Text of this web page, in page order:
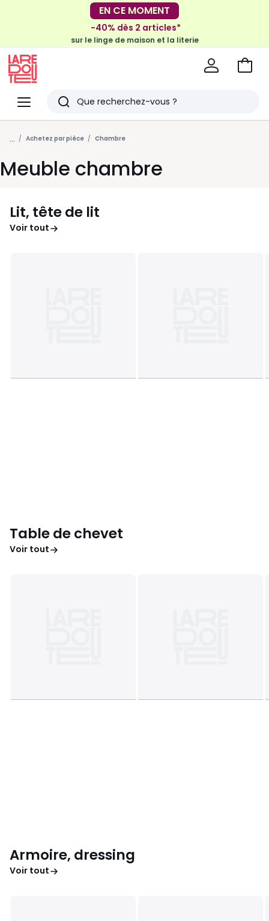
-30€ tous les 100€*
sur le meuble & la déco
EN CE MOMENT
-40% dès 2 articles*
sur le linge de maison et la literie
Menu
Redoute
Rechercher
Derniers
articles
vus
Voir
... Achetez par pièce Chambre
Meuble chambre
Lit, tête de lit
Voir tout
Table de chevet
Voir tout
Armoire, dressing
Voir tout